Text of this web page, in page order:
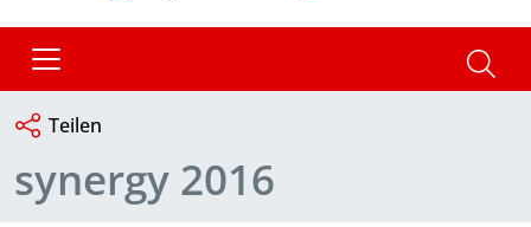
Teilen
synergy 2016